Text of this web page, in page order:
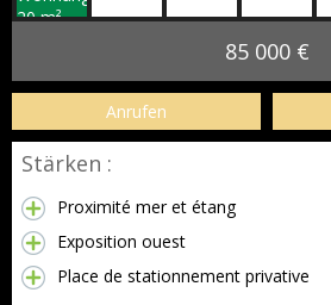
85 000 €
Anrufen
Stärken :
Proximité mer et étang
Exposition ouest
Place de stationnement privative